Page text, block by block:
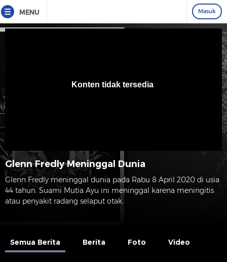
MENU Masuk
Glenn Fredly Meninggal Dunia
Glenn Fredly meninggal dunia pada Rabu 8 April 2020 di usia
44 tahun. Suami Mutia Ayu ini meninggal karena meningitis
atau penyakit radang selaput otak.
Semua Berita Berita Foto Video